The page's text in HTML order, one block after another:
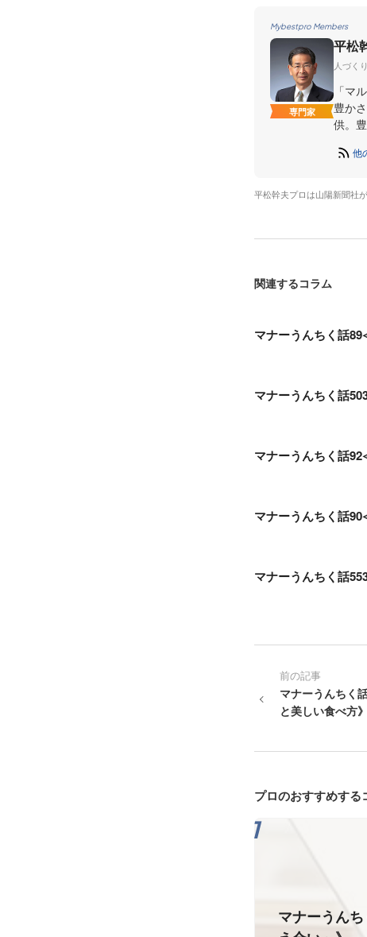
Mybestpro Members
専門家
平松
人づく
「マ
豊か
供。
他
平松幹夫プロは山陽新聞社
関連するコラム
マナーうんちく話
マナーうんちく話
マナーうんちく話
マナーうんちく話
マナーうんちく話
前の記事
マナーうんちく
と美しい食べ方》
プロのおすすめする
マナーうん